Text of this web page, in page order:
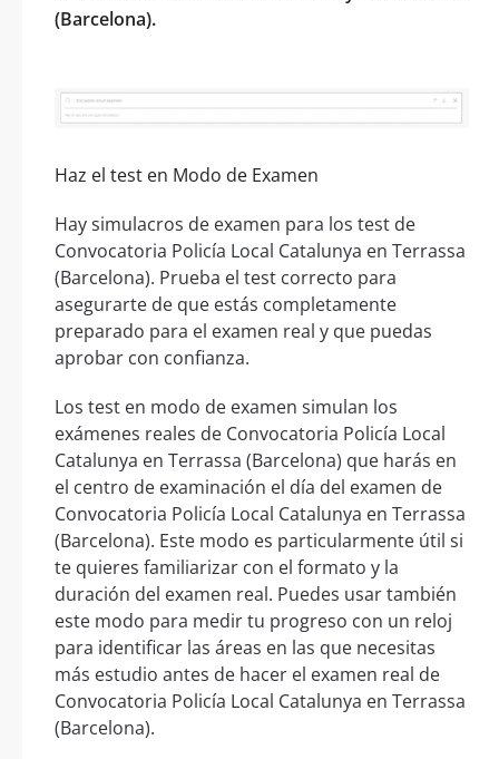
(Barcelona).
Haz el test en Modo de Examen
Hay simulacros de examen para los test de
Convocatoria Policía Local Catalunya en Terrassa
(Barcelona). Prueba el test correcto para
asegurarte de que estás completamente
preparado para el examen real y que puedas
aprobar con confianza.
Los test en modo de examen simulan los
exámenes reales de Convocatoria Policía Local
Catalunya en Terrassa (Barcelona) que harás en
el centro de examinación el día del examen de
Convocatoria Policía Local Catalunya en Terrassa
(Barcelona). Este modo es particularmente útil si
te quieres familiarizar con el formato y la
duración del examen real. Puedes usar también
este modo para medir tu progreso con un reloj
para identificar las áreas en las que necesitas
más estudio antes de hacer el examen real de
Convocatoria Policía Local Catalunya en Terrassa
(Barcelona).